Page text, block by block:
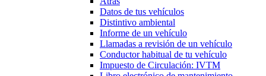
Datos de tus vehículos
Distintivo ambiental
Informe de un vehículo
Llamadas a revisión de un vehículo
Conductor habitual de tu vehículo
Impuesto de Circulación: IVTM